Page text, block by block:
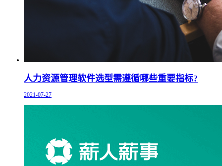
人力资源管理软件选型需遵循哪些重要指标?
2021-07-27